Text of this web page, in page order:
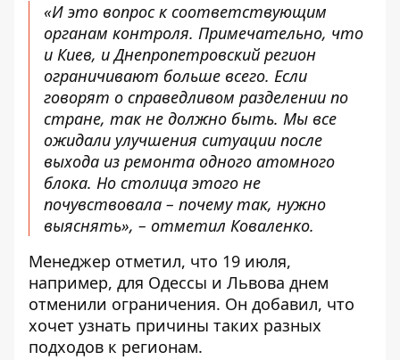
«И это вопрос к соответствующим
органам контроля. Примечательно, что
и Киев, иДнепропетровский регион
ограничивают больше всего. Если
говорят о справедливом разделении по
стране, так не должно быть. Мы все
ожидали улучшения ситуации после
выхода из ремонта одного атомного
блока. Но столица этого не
почувствовала – почему так, нужно
выяснять», – отметил Коваленко.
Менеджер отметил, что 19 июля,
например, для Одессы и Львова днем ​​
отменили ограничения. Он добавил, что
хочет узнать причины таких разных
подходов к регионам.